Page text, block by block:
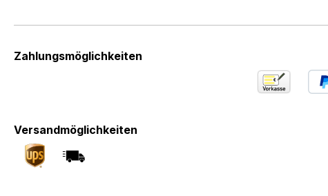
Zahlungsmöglichkeiten
Versandmöglichkeiten